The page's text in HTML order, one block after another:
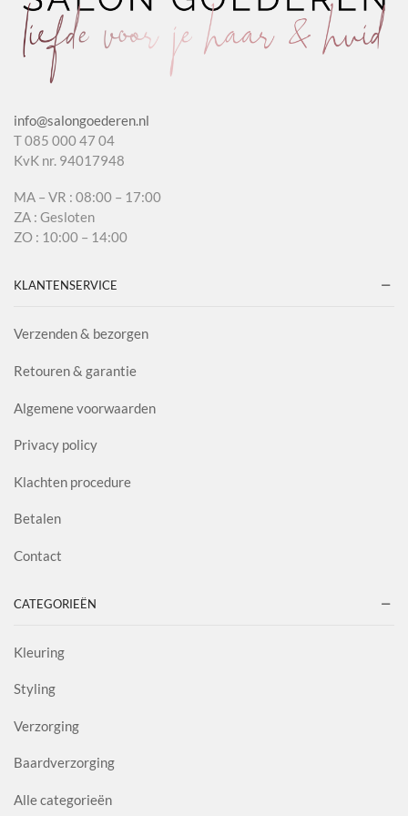
info@salongoederen.nl
T 085 000 47 04
KvK nr. 94017948
MA – VR : 08:00 – 17:00
ZA : Gesloten
ZO : 10:00 – 14:00
KLANTENSERVICE
Verzenden & bezorgen
Retouren & garantie
Algemene voorwaarden
Privacy policy
Klachten procedure
Betalen
Contact
CATEGORIEËN
Kleuring
Styling
Verzorging
Baardverzorging
Alle categorieën